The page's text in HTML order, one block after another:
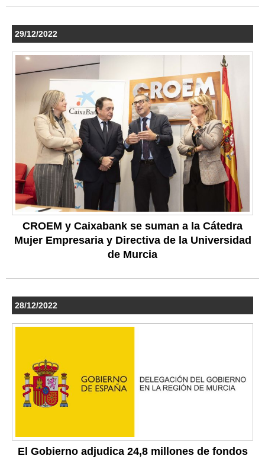
29/12/2022
CROEM y Caixabank se suman a la Cátedra
Mujer Empresaria y Directiva de la Universidad
de Murcia
28/12/2022
El Gobierno adjudica 24,8 millones de fondos